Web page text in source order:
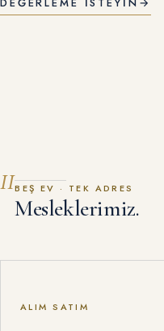
IIBEŞ EV · TEK ADRES
Mesleklerimiz.
ALIM SATIM